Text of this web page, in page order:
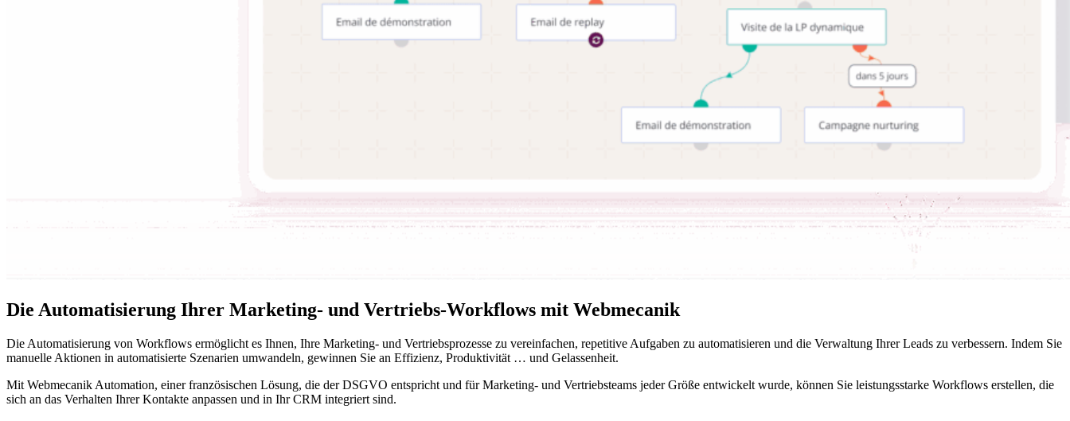
Die Automatisierung Ihrer Marketing- und Vertriebs-Workflows mit Webmecanik
Die Automatisierung von Workflows ermöglicht es Ihnen, Ihre Marketing- und Vertriebsprozesse zu vereinfachen, repetitive Aufgaben zu automatisieren und die Verwaltung Ihrer Leads zu verbessern. Indem Sie
manuelle Aktionen in automatisierte Szenarien umwandeln, gewinnen Sie an Effizienz, Produktivität … und Gelassenheit.
Mit Webmecanik Automation, einer französischen Lösung, die der DSGVO entspricht und für Marketing- und Vertriebsteams jeder Größe entwickelt wurde, können Sie leistungsstarke Workflows erstellen, die
sich an das Verhalten Ihrer Kontakte anpassen und in Ihr CRM integriert sind.